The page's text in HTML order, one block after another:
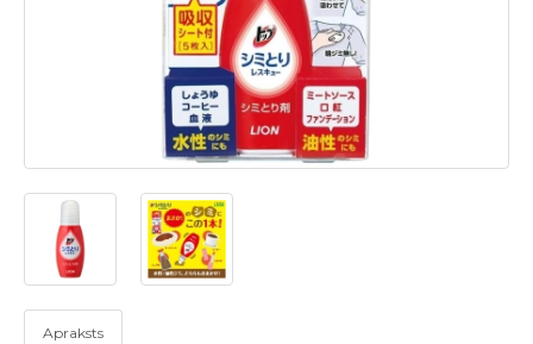
Apraksts